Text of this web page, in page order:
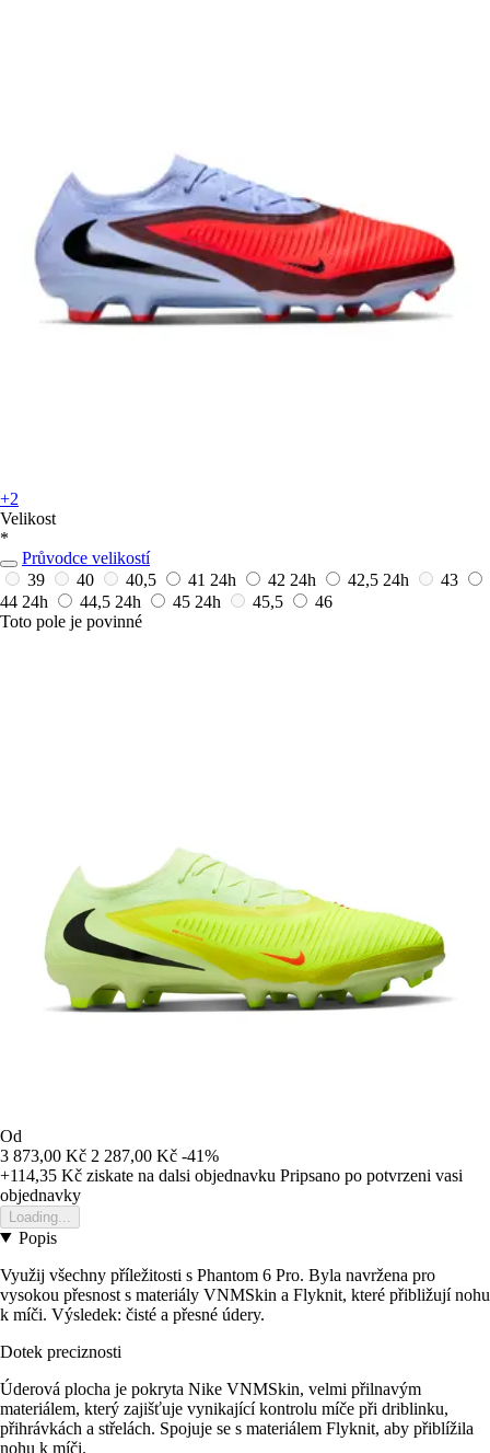
+2
Velikost
*
Průvodce velikostí
39
40 40,5 41 24h 42 24h 42,5 24h
43
44 24h 44,5 24h 45 24h 45,5
46
Toto pole je povinné
Od
3 873,00 Kč 2 287,00 Kč -41%
+114,35 Kč ziskate na dalsi objednavku Pripsano po potvrzeni vasi
objednavky
Loading...
Popis
Využij všechny příležitosti s Phantom 6 Pro. Byla navržena pro
vysokou přesnost s materiály VNMSkin a Flyknit, které přibližují nohu
k míči. Výsledek: čisté a přesné údery.
Dotek preciznosti
Úderová plocha je pokryta Nike VNMSkin, velmi přilnavým
materiálem, který zajišťuje vynikající kontrolu míče při driblinku,
přihrávkách a střelách. Spojuje se s materiálem Flyknit, aby přiblížila
nohu k míči.